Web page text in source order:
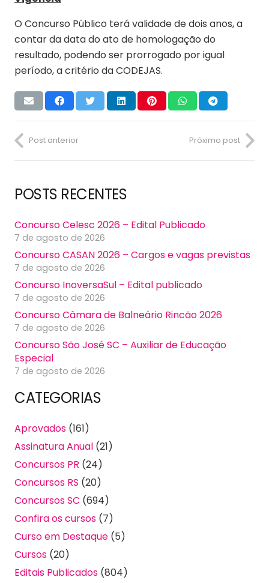
O Concurso Público terá validade de dois anos, a
contar da data do ato de homologação do
resultado, podendo ser prorrogado por igual
período, a critério da CODEJAS.
Post anterior Próximo post
POSTS RECENTES
Concurso Celesc 2026 – Edital Publicado
7 de agosto de 2026
Concurso CASAN 2026 – Cargos e vagas previstas
7 de agosto de 2026
Concurso InoversaSul – Edital publicado
7 de agosto de 2026
Concurso Câmara de Balneário Rincão 2026
7 de agosto de 2026
Concurso São José SC – Auxiliar de Educação
Especial
7 de agosto de 2026
CATEGORIAS
Aprovados (161)
Assinatura Anual (21)
Concursos PR (24)
Concursos RS (20)
Concursos SC (694)
Confira os cursos (7)
Curso em Destaque (5)
Cursos (20)
Editais Publicados (804)